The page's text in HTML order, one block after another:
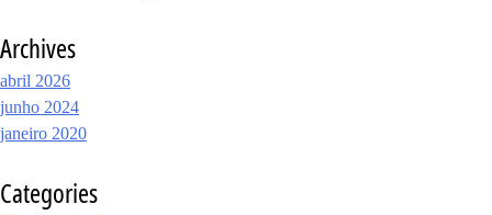
Archives
abril 2026
junho 2024
janeiro 2020
Categories